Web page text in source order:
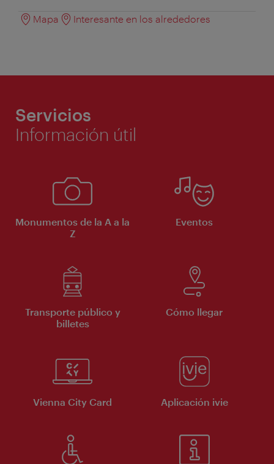
Mapa Interesante en los alrededores
Servicios
Información útil
Monumentos de la A a la
Z
Eventos
Transporte público y
billetes
Cómo llegar
Vienna City Card Aplicación ivie